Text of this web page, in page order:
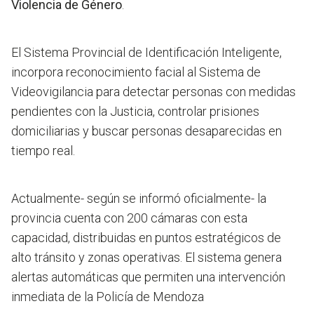
Violencia de Género
El Sistema Provincial de Identificación Inteligente,
incorpora reconocimiento facial al Sistema de
Videovigilancia para detectar personas con medidas
pendientes con la Justicia, controlar prisiones
domiciliarias y buscar personas desaparecidas en
tiempo real.
Actualmente- según se informó oficialmente- la
provincia cuenta con 200 cámaras con esta
capacidad, distribuidas en puntos estratégicos de
alto tránsito y zonas operativas. El sistema genera
alertas automáticas que permiten una intervención
inmediata de la Policía de Mendoza